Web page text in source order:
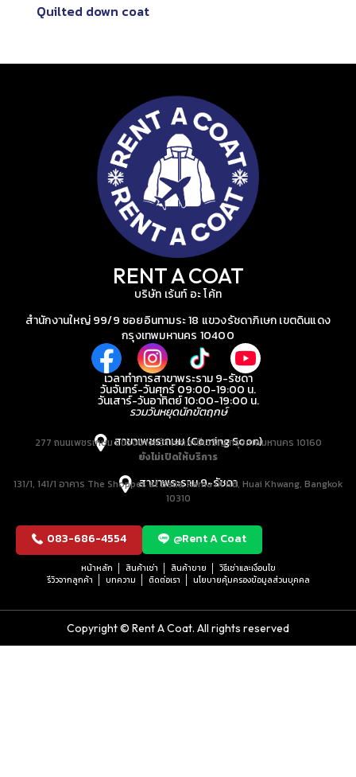
Quilted down coat
RENT A COAT
บริษัท เร้นท์ อะ โค้ท
สำนักงานใหญ่ 99/9 ซอยอินทามระ 18 แขวงรัชดาภิเษก เขตดินแดง
กรุงเทพมหานคร 10400
เวลาทำการสาขาพระราม 9-รัชดา
วันจันทร์-วันศุกร์ 09:00-19:00 น.
วันเสาร์-วันอาทิตย์ 10:00-19:00 น.
รวมวันหยุดนักขัตฤกษ์
สาขาเพชรเกษม (Coming Soon)
277 ถนนเพชรเกษม แขวงบางหว้า เขตภาษีเจริญ กรุงเทพมหานคร 10160
ยังไม่เปิดให้บริการ
สาขาพระราม 9-รัชดา
131/1, 141/1 อาคาร The Shoppes at Belle, Rama IX Rd, Huai Khwang, Bangkok
10310
083-686-4554 @Rent A Coat
หน้าหลัก สินค้าเช่า สินค้าขาย
วิธีเช่าและเงื่อนไข
รีวิวจากลูกค้า
บทความ ติดต่อเรา นโยบายคุ้มครองข้อมูลส่วนบุคคล
Copyright © Rent A Coat. All rights reserved